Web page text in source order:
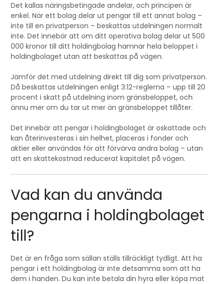
Det kallas näringsbetingade andelar, och principen är
enkel. När ett bolag delar ut pengar till ett annat bolag –
inte till en privatperson – beskattas utdelningen normalt
inte. Det innebär att om ditt operativa bolag delar ut 500
000 kronor till ditt holdingbolag hamnar hela beloppet i
holdingbolaget utan att beskattas på vägen.
Jämför det med utdelning direkt till dig som privatperson.
Då beskattas utdelningen enligt 3:12-reglerna – upp till 20
procent i skatt på utdelning inom gränsbeloppet, och
ännu mer om du tar ut mer än gränsbeloppet tillåter.
Det innebär att pengar i holdingbolaget är oskattade och
kan återinvesteras i sin helhet, placeras i fonder och
aktier eller användas för att förvärva andra bolag – utan
att en skattekostnad reducerat kapitalet på vägen.
Vad kan du använda
pengarna i holdingbolaget
till?
Det är en fråga som sällan ställs tillräckligt tydligt. Att ha
pengar i ett holdingbolag är inte detsamma som att ha
dem i handen. Du kan inte betala din hyra eller köpa mat